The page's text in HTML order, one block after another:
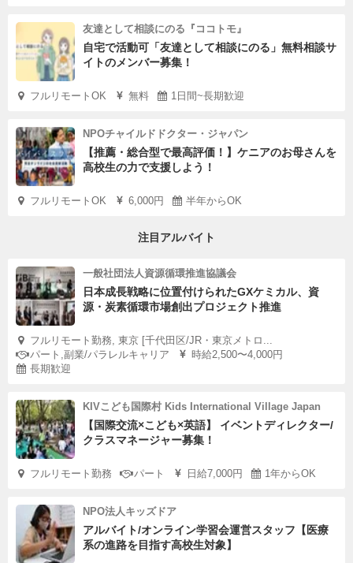
友達として相談にのる『ココトモ』
自宅で活動可「友達として相談にのる」無料相談サ
イトのメンバー募集！
フルリモートOK 無料 1日間~長期歓迎
NPOチャイルドドクター・ジャパン
【推薦・総合型で最高評価！】ケニアのお母さんを
高校生の力で支援しよう！
フルリモートOK 6,000円 半年からOK
注目アルバイト
一般社団法人資源循環推進協議会
日本成長戦略に位置付けられたGXケミカル、資
源・炭素循環市場創出プロジェクト推進
フルリモート勤務, 東京 [千代田区/JR・東京メトロ...
パート,副業/パラレルキャリア
時給2,500〜4,000円
長期歓迎
KIVこども国際村 Kids International Village Japan
【国際交流×こども×英語】 イベントディレクター/
クラスマネージャー募集！
フルリモート勤務 パート 日給7,000円 1年からOK
NPO法人キッズドア
アルバイト/オンライン学習会運営スタッフ【医療
系の進路を目指す高校生対象】